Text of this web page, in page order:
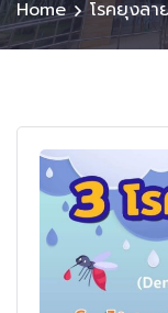
Home โรคยุงลา